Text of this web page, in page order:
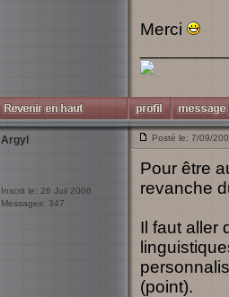
Merci
Argyl
Inscrit le: 26 Juil 2006
Messages: 347
Posté le: 7/09/
Pour être
revanche
Il faut aller
(point).